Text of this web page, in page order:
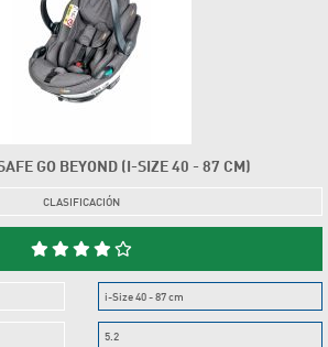
GO BEYOND (I-SIZE 40 - 87 CM)
CLASIFICACIÓN
i-Size 40 - 87 cm
5.2